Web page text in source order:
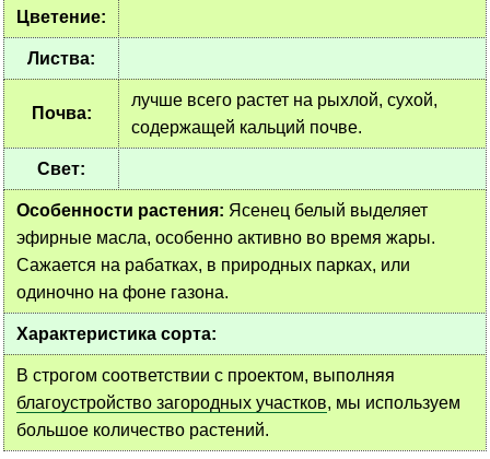
Цветение:
Листва:
Почва:
лучше всего растет на рыхлой, сухой,
содержащей кальций почве.
Свет:
Особенности растения: Ясенец белый выделяет
эфирные масла, особенно активно во время жары.
Сажается на рабатках, в природных парках, или
одиночно на фоне газона.
Характеристика сорта:
В строгом соответствии с проектом, выполняя
благоустройство загородных участков, мы используем
большое количество растений.